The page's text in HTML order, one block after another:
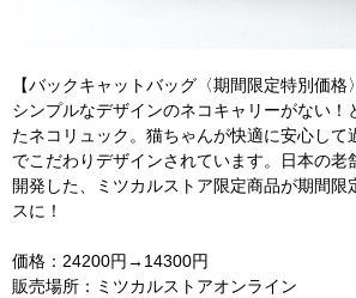
【バックキャットバッグ〈期間限定特別価格
シンプルなデザインのネコキャリーがない！
たネコリュック。猫ちゃんが快適に安心して
でこだわりデザインされています。日本の老
開発した、ミツカルストア限定商品が期間限
スに！
価格：24200円→14300円
販売場所：ミツカルストアオンライン